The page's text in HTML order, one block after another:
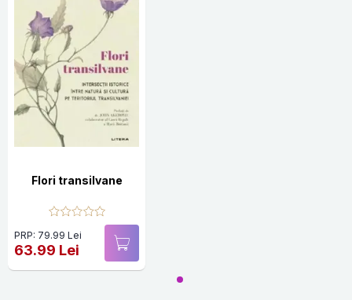
Flori transilvane
PRP: 79.99 Lei
63.99 Lei